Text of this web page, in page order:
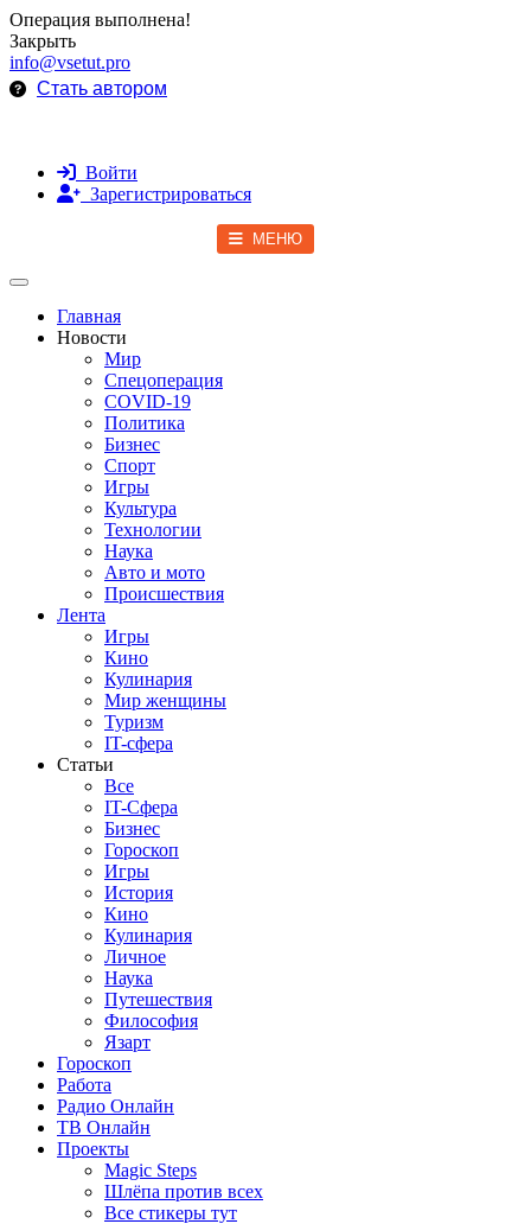
Операция выполнена!
Закрыть
info@vsetut.pro
Стать автором
Войти
Зарегистрироваться
МЕНЮ
Toggle navigation
Главная
Новости
Мир
Спецоперация
COVID-19
Политика
Бизнес
Спорт
Игры
Культура
Технологии
Наука
Авто и мото
Происшествия
Лента
Игры
Кино
Кулинария
Мир женщины
Туризм
IT-сфера
Статьи
Все
IT-Сфера
Бизнес
Гороскоп
Игры
История
Кино
Кулинария
Личное
Наука
Путешествия
Философия
Язарт
Гороскоп
Работа
Радио Онлайн
ТВ Онлайн
Проекты
Magic Steps
Шлёпа против всех
Все стикеры тут